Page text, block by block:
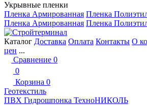
Укрывные пленки
Пленка Армированная Пленка
Пленка Армированная Пленка
Каталог Доставка Оплата Контакты О
цен ...
Сравнение 0
0
Корзина 0
Геотекстиль
ПВХ Гидрошпонка ТехноНИКОЛЬ